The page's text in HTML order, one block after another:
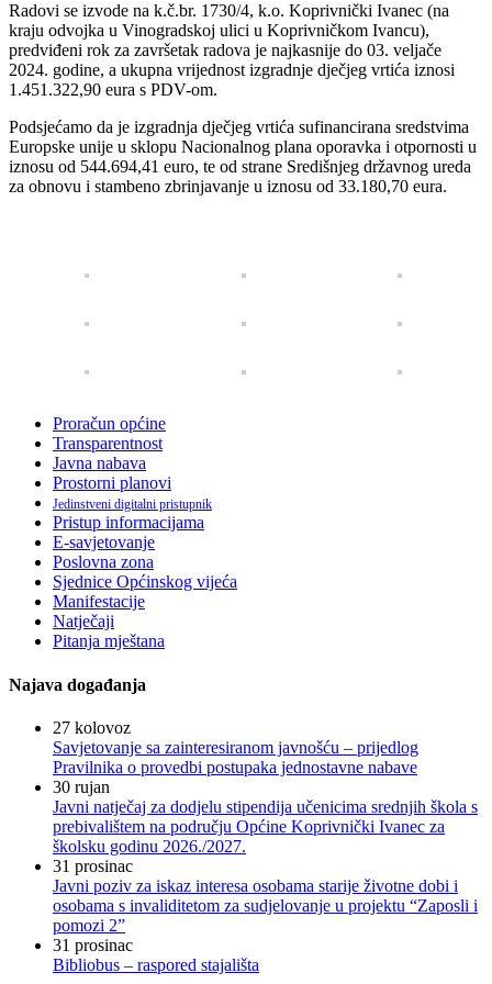
Radovi se izvode na k.č.br. 1730/4, k.o. Koprivnički Ivanec (na
kraju odvojka u Vinogradskoj ulici u Koprivničkom Ivancu),
predviđeni rok za završetak radova je najkasnije do 03. veljače
2024. godine, a ukupna vrijednost izgradnje dječjeg vrtića iznosi
1.451.322,90 eura s PDV-om.
Podsjećamo da je izgradnja dječjeg vrtića sufinancirana sredstvima
Europske unije u sklopu Nacionalnog plana oporavka i otpornosti u
iznosu od 544.694,41 euro, te od strane Središnjeg državnog ureda
za obnovu i stambeno zbrinjavanje u iznosu od 33.180,70 eura.
Proračun općine
Transparentnost
Javna nabava
Prostorni planovi
Jedinstveni digitalni pristupnik
Pristup informacijama
E-savjetovanje
Poslovna zona
Sjednice Općinskog vijeća
Manifestacije
Natječaji
Pitanja mještana
Najava događanja
27 kolovoz
Savjetovanje sa zainteresiranom javnošću – prijedlog
Pravilnika o provedbi postupaka jednostavne nabave
30 rujan
Javni natječaj za dodjelu stipendija učenicima srednjih škola s
prebivalištem na području Općine Koprivnički Ivanec za
školsku godinu 2026./2027.
31 prosinac
Javni poziv za iskaz interesa osobama starije životne dobi i
osobama s invaliditetom za sudjelovanje u projektu “Zaposli i
pomozi 2”
31 prosinac
Bibliobus – raspored stajališta